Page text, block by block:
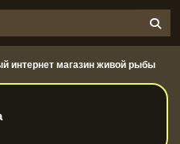
интернет магазин живой рыбы